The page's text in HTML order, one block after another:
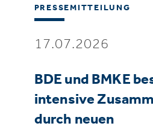
PRESSEMITTEILUNG
17.07.2026
BDE und BMKE
intensive
durch neuen